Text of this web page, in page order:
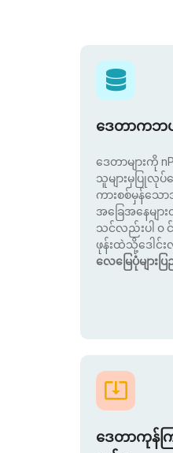
ဒေတာကဘ
ဒေတာများကို
သူများမှပြုလု
ကားစစ်မှန်သော
အခြေအနေမျ
သင်လည်းပါ ၀
ဖုန်းထဲသို့ဒေါင်
လေမြေပုံမျာ
ဒေတာကုန်က